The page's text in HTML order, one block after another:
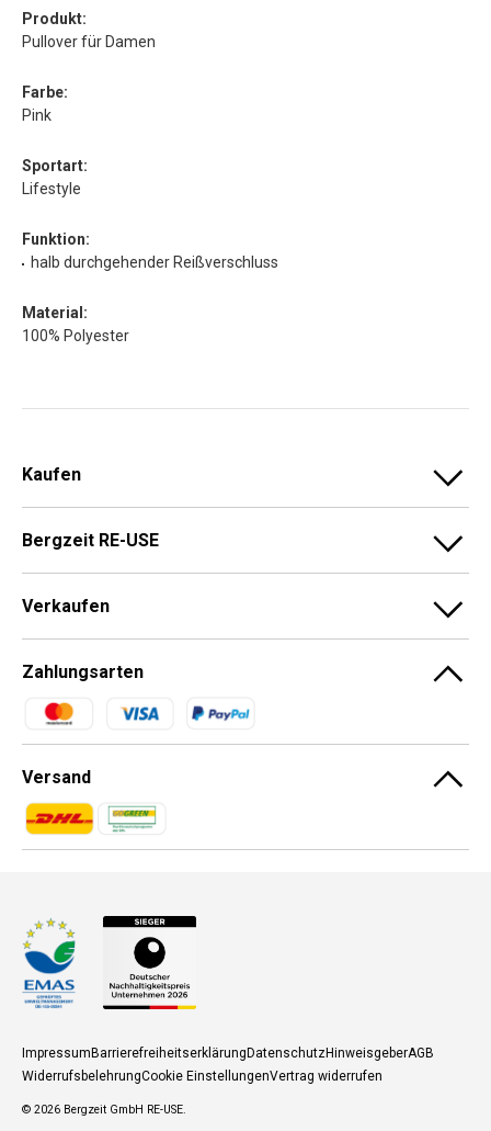
Produkt:
Pullover für Damen
Farbe:
Pink
Sportart:
Lifestyle
Funktion:
halb durchgehender Reißverschluss
Material:
100% Polyester
Kaufen
Bergzeit RE-USE
Verkaufen
Zahlungsarten
Zahlungsmethoden
Versand
Zahlungsmethoden
Zahlungsmethoden
ImpressumBarrierefreiheitserklärungDatenschutzHinweisgeberAGB
WiderrufsbelehrungCookie EinstellungenVertrag widerrufen
© 2026 Bergzeit GmbH RE-USE.